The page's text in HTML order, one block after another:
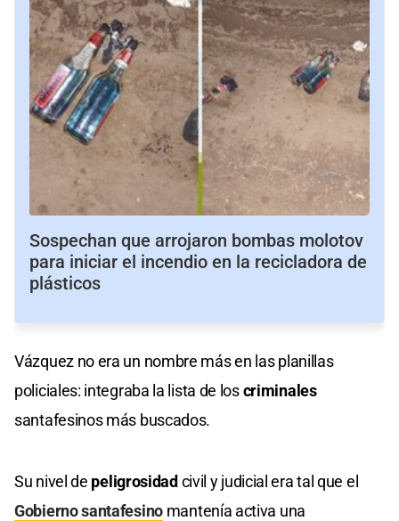
Sospechan que arrojaron bombas molotov
para iniciar el incendio en la recicladora de
plásticos
Vázquez no era un nombre más en las planillas
policiales: integraba la lista de loscriminales
santafesinos más buscados.
Su nivel de peligrosidadcivil y judicial era tal que el
Gobierno santafesino mantenía activa una